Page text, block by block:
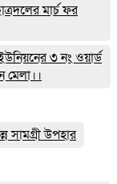
মার্চ ফর
৩ নং ওয়ার্ড
মেলা।।
সামগ্রী উপহার